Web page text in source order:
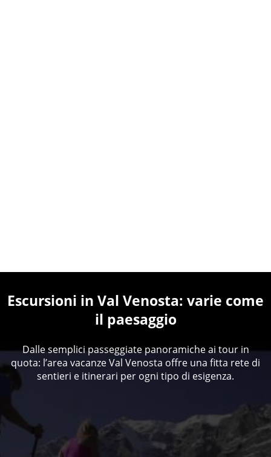
Escursioni in Val Venosta: varie come
il paesaggio
Dalle semplici passeggiate panoramiche ai tour in
quota: l’area vacanze Val Venosta offre una fitta rete di
sentieri e itinerari per ogni tipo di esigenza.